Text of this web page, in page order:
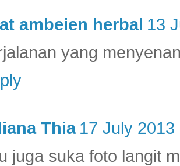
ambeien herbal 13
yang
Thia 17 July 2013
juga suka foto langit